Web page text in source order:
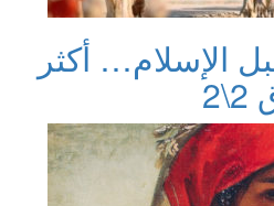
الإسلام… أكثر